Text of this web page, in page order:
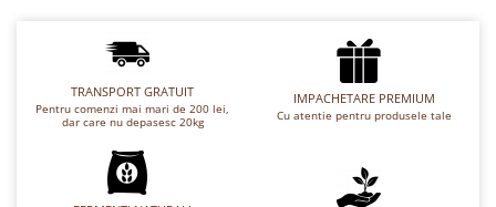
Torturi ambalate
Chec mini
Torti
TRANSPORT GRATUIT
Pentru comenzi mai mari de 200 lei,
dar care nu depasesc 20kg
IMPACHETARE PREMIUM
Cu atentie pentru produsele tale